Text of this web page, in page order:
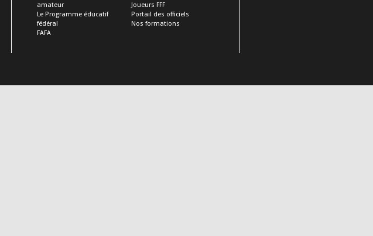
amateur
Le Programme éducatif
fédéral
FAFA
Joueurs FFF
Portail des officiels
Nos formations